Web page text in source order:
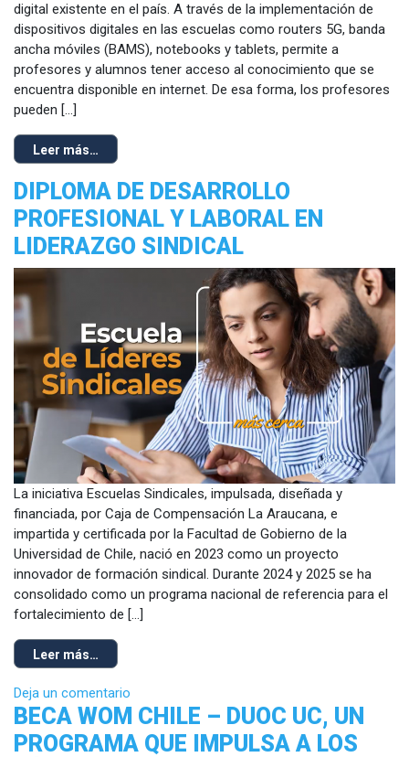
digital existente en el país. A través de la implementación de
dispositivos digitales en las escuelas como routers 5G, banda
ancha móviles (BAMS), notebooks y tablets, permite a
profesores y alumnos tener acceso al conocimiento que se
encuentra disponible en internet. De esa forma, los profesores
pueden […]
Leer más…
DIPLOMA DE DESARROLLO
PROFESIONAL Y LABORAL EN
LIDERAZGO SINDICAL
La iniciativa Escuelas Sindicales, impulsada, diseñada y
financiada, por Caja de Compensación La Araucana, e
impartida y certificada por la Facultad de Gobierno de la
Universidad de Chile, nació en 2023 como un proyecto
innovador de formación sindical. Durante 2024 y 2025 se ha
consolidado como un programa nacional de referencia para el
fortalecimiento de […]
Leer más…
Deja un comentario
BECA WOM CHILE – DUOC UC, UN
PROGRAMA QUE IMPULSA A LOS